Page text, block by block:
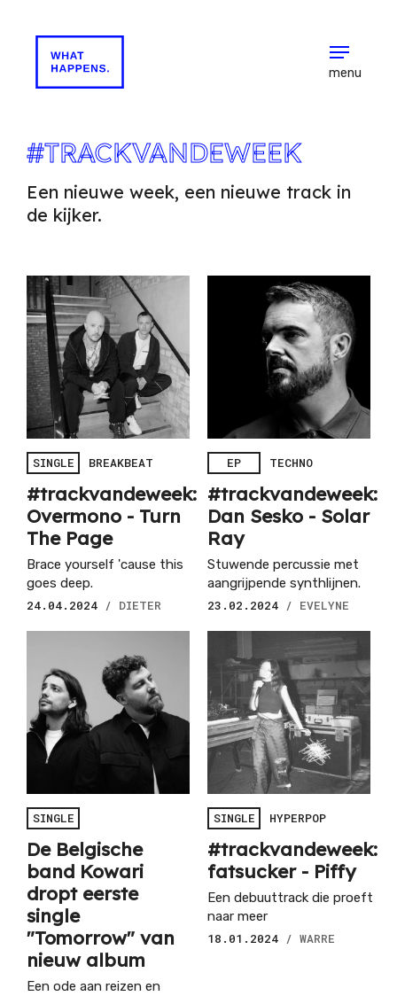
menu
#TRACKVANDEWEEK
Een nieuwe week, een nieuwe track in
de kijker.
SINGLE BREAKBEAT
#trackvandeweek:
Overmono - Turn
The Page
Brace yourself 'cause this
goes deep.
24.04.2024 / DIETER
EP TECHNO
#trackvandeweek:
Dan Sesko - Solar
Ray
Stuwende percussie met
aangrijpende synthlijnen.
23.02.2024 / EVELYNE
SINGLE
De Belgische
band Kowari
dropt eerste
single
"Tomorrow" van
nieuw album
Een ode aan reizen en
SINGLE HYPERPOP
#trackvandeweek:
fatsucker - Piffy
Een debuuttrack die proeft
naar meer
18.01.2024 / WARRE